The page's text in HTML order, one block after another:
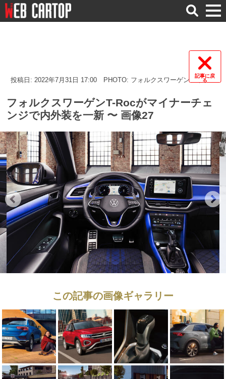
検
索
記事に戻
る
投稿日: 2022年7月31日 17:00 PHOTO: フォルクスワーゲンジャパン
フォルクスワーゲンT-Rocがマイナーチェ
ンジで内外装を一新 〜 画像27
この記事の画像ギャラリー